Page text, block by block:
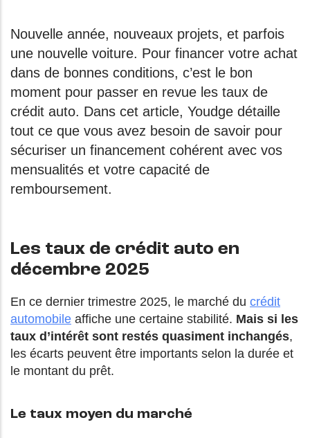
Nouvelle année, nouveaux projets, et parfois
une nouvelle voiture. Pour financer votre achat
dans de bonnes conditions, c’est le bon
moment pour passer en revue les taux de
crédit auto. Dans cet article, Youdge détaille
tout ce que vous avez besoin de savoir pour
sécuriser un financement cohérent avec vos
mensualités et votre capacité de
remboursement.
Les taux de crédit auto en
décembre 2025
En ce dernier trimestre 2025, le marché du crédit
automobile affiche une certaine stabilité. Mais si les
taux d’intérêt sont restés quasiment inchangés,
les écarts peuvent être importants selon la durée et
le montant du prêt.
Le taux moyen du marché